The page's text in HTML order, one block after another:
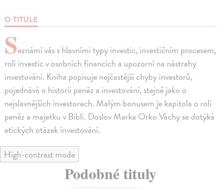
O TITULE
Seznámí vás s hlavními typy investic, investičním procesem,
rolí investic v osobních financích a upozorní na nástrahy
investování. Kniha popisuje nejčastější chyby investorů,
pojednává o historii peněz a investování, stejně jako o
nejslavnějších investorech. Malým bonusem je kapitola o roli
peněz a majetku v Bibli. Doslov Marka Orko Váchy se dotýká
etických otázek investování.
High-contrast mode
Podobné tituly